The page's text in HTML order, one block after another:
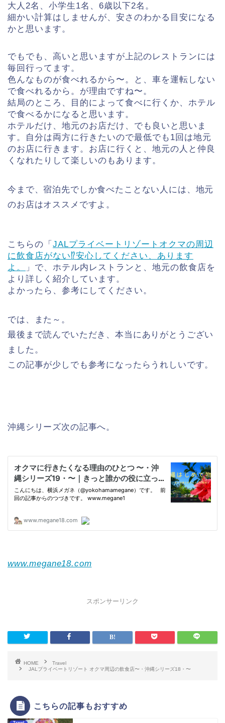
大人2名、小学生1名、6歳以下2名。
細かい計算はしませんが、安さのわかる目安になる
かと思います。
でもでも、高いと思いますが上記のレストランには
毎回行ってます。
色んなものが食べれるから〜。と、車を運転しない
で食べれるから。が理由ですね〜。
結局のところ、目的によって食べに行くか、ホテル
で食べるかになると思います。
ホテルだけ、地元のお店だけ、でも良いと思いま
す。自分は両方に行きたいので最低でも1回は地元
のお店に行きます。お店に行くと、地元の人と仲良
くなれたりして楽しいのもあります。
今まで、宿泊先でしか食べたことない人には、地元
のお店はオススメですよ。
こちらの「 JALプライベートリゾートオクマの周辺
に飲食店がない⁉︎安心してください、あります
よ。
」で、ホテル内レストランと、地元の飲食店を
より詳しく紹介しています。
よかったら、参考にしてください。
では、また～。
最後まで読んでいただき、本当にありがとうござい
ました。
この記事が少しでも参考になったらうれしいです。
沖縄シリーズ次の記事へ。
www.megane18.com
スポンサーリンク
HOME
Travel
JALプライベートリゾート オクマ周辺の飲食店〜・沖縄シリーズ18・〜
こちらの記事もおすすめ